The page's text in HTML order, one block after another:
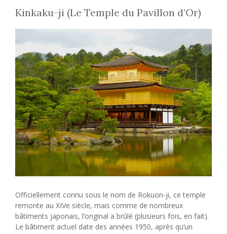
Kinkaku-ji (Le Temple du Pavillon d’Or)
Officiellement connu sous le nom de Rokuon-ji, ce temple
remonte au XIVe siècle, mais comme de nombreux
bâtiments japonais, l’original a brûlé (plusieurs fois, en fait).
Le bâtiment actuel date des années 1950, après qu’un